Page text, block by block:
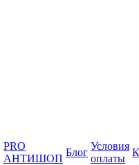
PRO
АНТИШОП
Блог
Условия
оплаты